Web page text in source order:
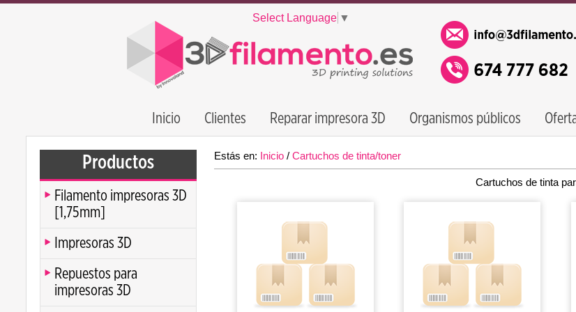
Select Language ▼
Inicio Clientes Reparar impresora 3D Organismos públicos
Productos
Filamento impresoras 3D
[1,75mm]
Impresoras 3D
Repuestos para
impresoras 3D
Estás en: Inicio / Cartuchos de tinta/toner
Cartuchos de tinta